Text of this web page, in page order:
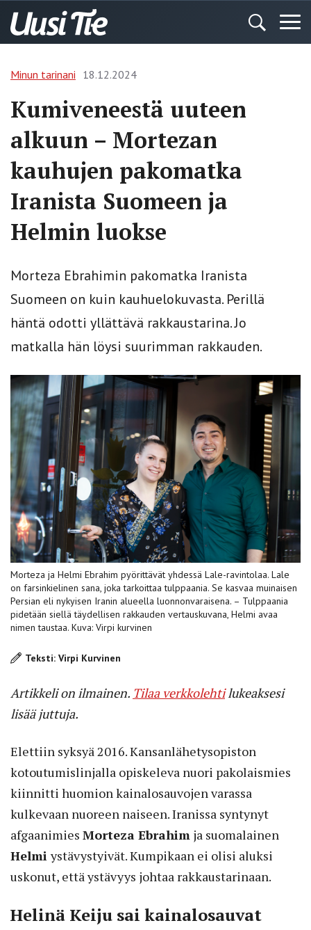
Minun tarinani 18.12.2024
Kumiveneestä uuteen
alkuun – Mortezan
kauhujen pakomatka
Iranista Suomeen ja
Helmin luokse
Morteza Ebrahimin pakomatka Iranista
Suomeen on kuin kauhuelokuvasta. Perillä
häntä odotti yllättävä rakkaustarina. Jo
matkalla hän löysi suurimman rakkauden.
Morteza ja Helmi Ebrahim pyörittävät yhdessä Lale-ravintolaa. Lale
on farsinkielinen sana, joka tarkoittaa tulppaania. Se kasvaa muinaisen
Persian eli nykyisen Iranin alueella luonnonvaraisena. – Tulppaania
pidetään siellä täydellisen rakkauden vertauskuvana, Helmi avaa
nimen taustaa. Kuva: Virpi kurvinen
Teksti: Virpi Kurvinen
Artikkeli on ilmainen. Tilaa verkkolehtilukeaksesi
lisää juttuja.
Elettiin syksyä 2016. Kansanlähetysopiston
kotoutumislinjalla opiskeleva nuori pakolaismies
kiinnitti huomion kainalosauvojen varassa
kulkevaan nuoreen naiseen. Iranissa syntynyt
afgaanimies Morteza Ebrahim ja suomalainen
Helmi ystävystyivät. Kumpikaan ei olisi aluksi
uskonut, että ystävyys johtaa rakkaustarinaan.
Helinä Keiju sai kainalosauvat